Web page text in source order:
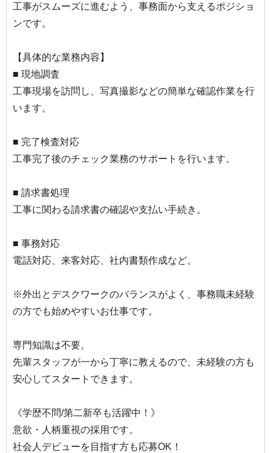
工事がスムーズに進むよう、事務面から支えるポジショ
ンです。
【具体的な業務内容】
■ 現地調査
工事現場を訪問し、写真撮影などの簡単な確認作業を行
います。
■ 完了検査対応
工事完了後のチェック業務のサポートを行います。
■ 請求書処理
工事に関わる請求書の確認や支払い手続き。
■ 事務対応
電話対応、来客対応、社内書類作成など。
※外出とデスクワークのバランスがよく、事務職未経験
の方でも始めやすいお仕事です。
専門知識は不要。
先輩スタッフが一から丁寧に教えるので、未経験の方も
安心してスタートできます。
《学歴不問/第二新卒も活躍中！》
意欲・人柄重視の採用です。
社会人デビューを目指す方も応募OK！